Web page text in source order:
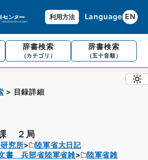
利用方法 Language EN
辞書検索
（カテゴリ）
辞書検索
（五十音順）
目録詳細
２局
究所
陸軍省大日記
書 兵部省陸軍省雑
陸軍省雑